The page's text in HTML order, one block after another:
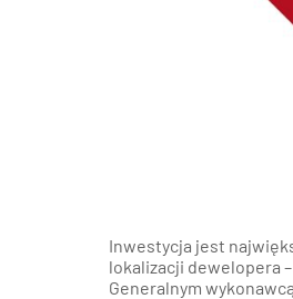
Inwestycja jest
lokalizacji dewelopera
Generalnym